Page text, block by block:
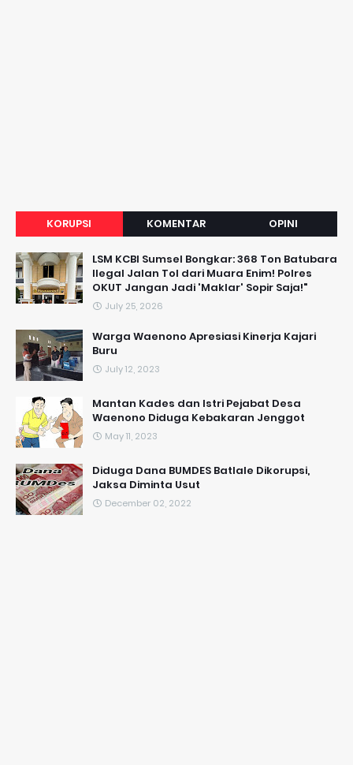
KORUPSI KOMENTAR OPINI
LSM KCBI Sumsel Bongkar: 368 Ton Batubara
Ilegal Jalan Tol dari Muara Enim! Polres
OKUT Jangan Jadi 'Maklar' Sopir Saja!"
July 25, 2026
Warga Waenono Apresiasi Kinerja Kajari
Buru
July 12, 2023
Mantan Kades dan Istri Pejabat Desa
Waenono Diduga Kebakaran Jenggot
May 11, 2023
Diduga Dana BUMDES Batlale Dikorupsi,
Jaksa Diminta Usut
December 02, 2022